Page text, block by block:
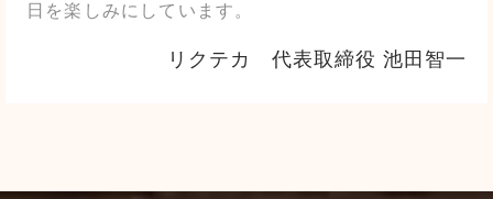
日を楽しみにしています。
リクテカ 代表取締役 池田智一